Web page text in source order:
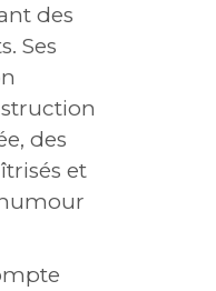
des
Ses
des
et